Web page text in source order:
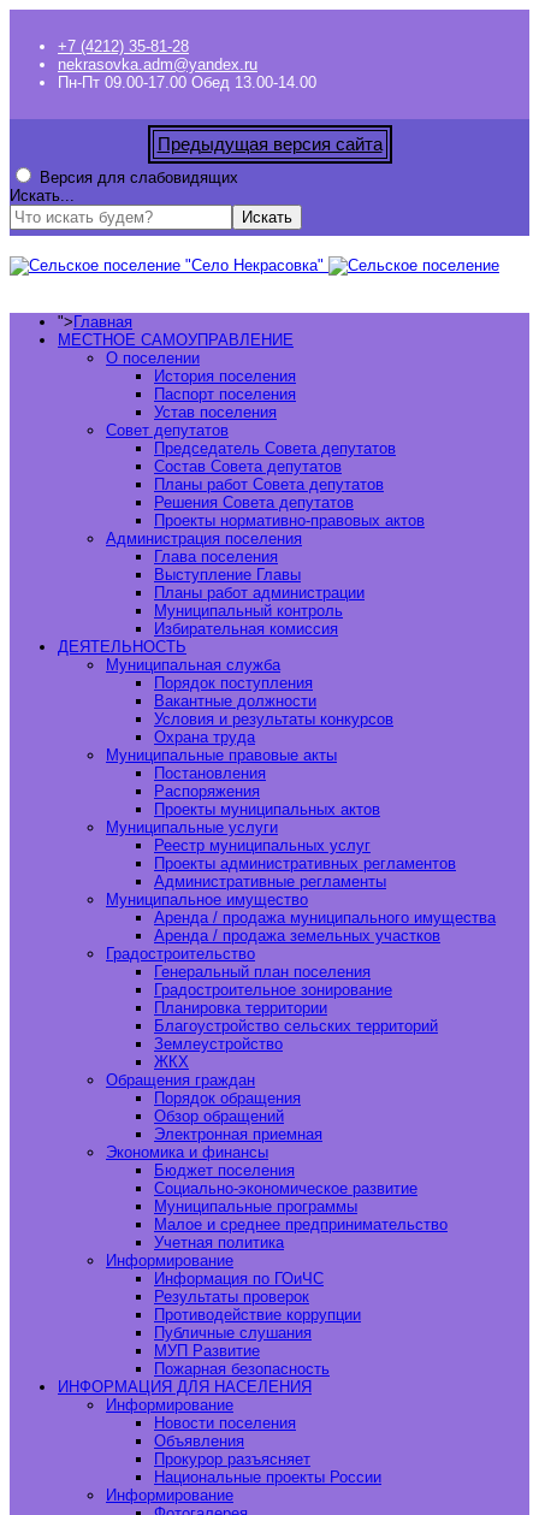
+7 (4212) 35-81-28
nekrasovka.adm@yandex.ru
Пн-Пт 09.00-17.00 Обед 13.00-14.00
Предыдущая версия сайта
Версия для слабовидящих
Искать...
Искать
">Главная
МЕСТНОЕ САМОУПРАВЛЕНИЕ
О поселении
История поселения
Паспорт поселения
Устав поселения
Совет депутатов
Председатель Совета депутатов
Состав Совета депутатов
Планы работ Совета депутатов
Решения Совета депутатов
Проекты нормативно-правовых актов
Администрация поселения
Глава поселения
Выступление Главы
Планы работ администрации
Муниципальный контроль
Избирательная комиссия
ДЕЯТЕЛЬНОСТЬ
Муниципальная служба
Порядок поступления
Вакантные должности
Условия и результаты конкурсов
Охрана труда
Муниципальные правовые акты
Постановления
Распоряжения
Проекты муниципальных актов
Муниципальные услуги
Реестр муниципальных услуг
Проекты административных регламентов
Административные регламенты
Муниципальное имущество
Аренда / продажа муниципального имущества
Аренда / продажа земельных участков
Градостроительство
Генеральный план поселения
Градостроительное зонирование
Планировка территории
Благоустройство сельских территорий
Землеустройство
ЖКХ
Обращения граждан
Порядок обращения
Обзор обращений
Электронная приемная
Экономика и финансы
Бюджет поселения
Социально-экономическое развитие
Муниципальные программы
Малое и среднее предпринимательство
Учетная политика
Информирование
Информация по ГОиЧС
Результаты проверок
Противодействие коррупции
Публичные слушания
МУП Развитие
Пожарная безопасность
ИНФОРМАЦИЯ ДЛЯ НАСЕЛЕНИЯ
Информирование
Новости поселения
Объявления
Прокурор разъясняет
Национальные проекты России
Информирование